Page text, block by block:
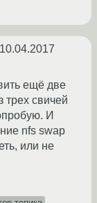
10.04.2017
ещё две
трех свичей
И
nfs swap
или не